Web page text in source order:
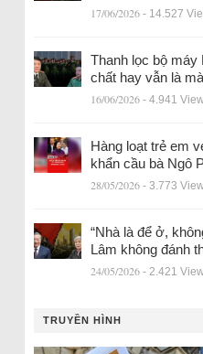
17/06/2026 - 14.527
Thanh lọc bộ máy
chất hay vẫn là
16/06/2026 - 4.941
Hàng loạt trẻ em
khẩn cầu bà Ngô
28/05/2026 - 3.773
“Nhà là để ở,
Lâm không đánh
24/05/2026 - 2.421
TRUYỀN HÌNH